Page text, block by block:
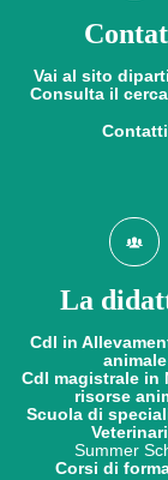
Vai al sito
Consulta il
Contatti
La
Cdl in
animale
Cdl magistrale in
risorse
Scuola di
Summer
​​​​​​​Corsi di